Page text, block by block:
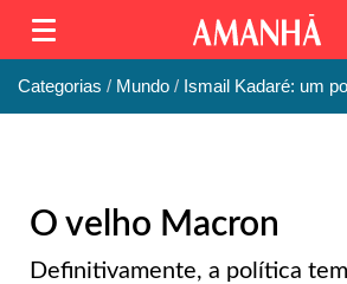
Categorias Mundo Ismail Kadaré: um
O velho Macron
Definitivamente, a política